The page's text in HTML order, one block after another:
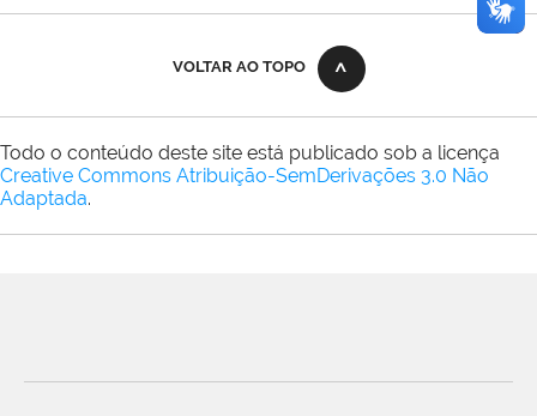
Oliveira
VOLTAR AO TOPO
Todo o conteúdo deste site está publicado sob a licença
Creative Commons Atribuição-SemDerivações 3.0 Não
Adaptada.